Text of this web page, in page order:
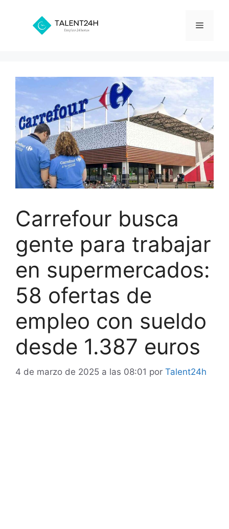
contenido
Menú
Carrefour busca
gente para trabajar
en supermercados:
58 ofertas de
empleo con sueldo
desde 1.387 euros
4 de marzo de 2025 a las 08:01 por Talent24h